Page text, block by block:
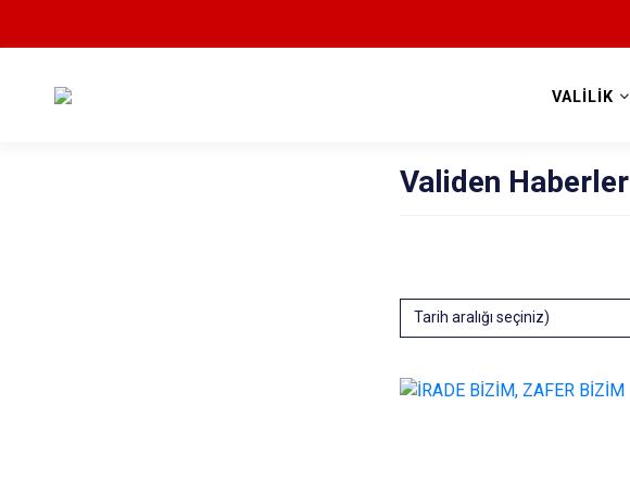
VALİLİK
Validen Haberler
Tarih aralığı seçiniz)